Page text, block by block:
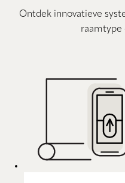
Ontdek innovatieve
raamtype